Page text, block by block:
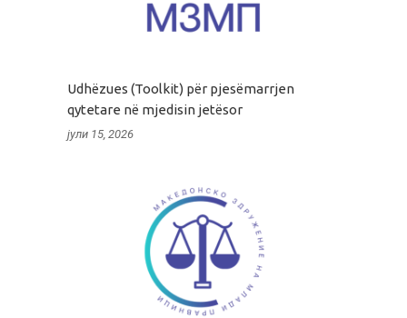
Udhëzues (Toolkit) për pjesëmarrjen
qytetare në mjedisin jetësor
јули 15, 2026